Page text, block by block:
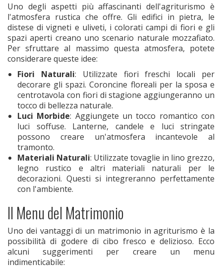
Uno degli aspetti più affascinanti dell'agriturismo è
l'atmosfera rustica che offre. Gli edifici in pietra, le
distese di vigneti e uliveti, i colorati campi di fiori e gli
spazi aperti creano uno scenario naturale mozzafiato.
Per sfruttare al massimo questa atmosfera, potete
considerare queste idee:
Fiori Naturali: Utilizzate fiori freschi locali per
decorare gli spazi. Coroncine floreali per la sposa e
centrotavola con fiori di stagione aggiungeranno un
tocco di bellezza naturale.
Luci Morbide: Aggiungete un tocco romantico con
luci soffuse. Lanterne, candele e luci stringate
possono creare un'atmosfera incantevole al
tramonto.
Materiali Naturali: Utilizzate tovaglie in lino grezzo,
legno rustico e altri materiali naturali per le
decorazioni. Questi si integreranno perfettamente
con l'ambiente.
Il Menu del Matrimonio
Uno dei vantaggi di un matrimonio in agriturismo è la
possibilità di godere di cibo fresco e delizioso. Ecco
alcuni suggerimenti per creare un menu
indimenticabile: